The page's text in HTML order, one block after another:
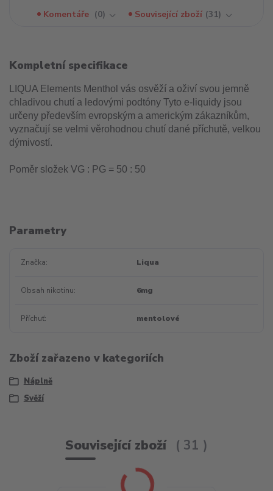
Komentáře
0 Související zboží 31
Kompletní specifikace
LIQUA Elements Menthol vás osvěží a oživí svou jemně
chladivou chutí a ledovými podtóny Tyto e-liquidy jsou
určeny především evropským a americkým zákazníkům,
vyznačují se velmi věrohodnou chutí dané příchutě, velkou
dýmivostí.
Poměr složek VG : PG = 50 : 50
Parametry
Značka Liqua
Obsah nikotinu 6mg
Příchuť mentolové
Zboží zařazeno v kategoriích
Náplně
Svěží
Související zboží 31